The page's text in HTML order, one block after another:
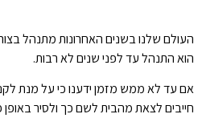
העולם שלנו בשנים האחרונות מתנהל
הוא התנהל עד לפני שנים לא רבות.
אם עד לא ממש מזמן ידענו כי על מנת
חייבים לצאת מהבית לשם כך ולסיר באופן